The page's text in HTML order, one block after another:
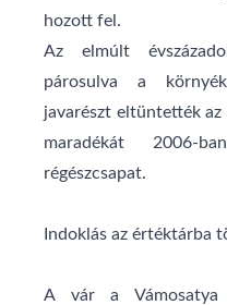
hozott fel.
Az elmúlt
párosulva a
javarészt eltüntették
maradékát 2006-
régészcsapat.
Indoklás az értéktárba
A vár a Vámosatya